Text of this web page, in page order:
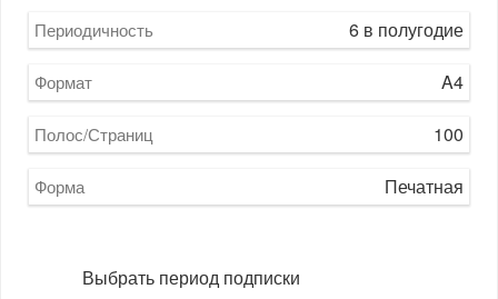
Периодичность 6 в полугодие
Формат A4
Полос/Страниц 100
Форма Печатная
Выбрать период подписки